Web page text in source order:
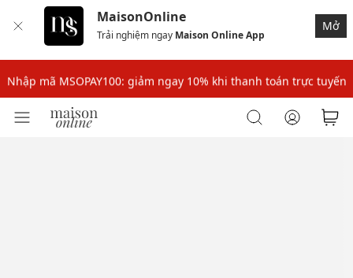
MaisonOnline
Trải nghiệm ngay Maison Online App
Mở
Nhập mã: MSOXINCHAO - Giảm 10% đơn đầu cho thành viên mới!
Nhập mã MSOPAY100: giảm ngay 10% khi thanh toán trực tuyến
Nhập mã: MSOXINCHAO - Giảm 10% đơn đầu cho thành viên mới!